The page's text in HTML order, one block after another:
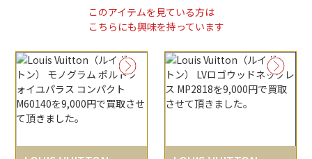
このアイテムを見ている方は
こちらにも興味を持っています